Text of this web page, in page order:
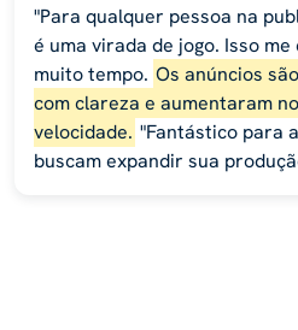
"Para qualquer pessoa na
é uma virada de jogo. Isso me
muito tempo. Os anúncios
com clareza e aumentaram
velocidade. "Fantástico para
buscam expandir sua